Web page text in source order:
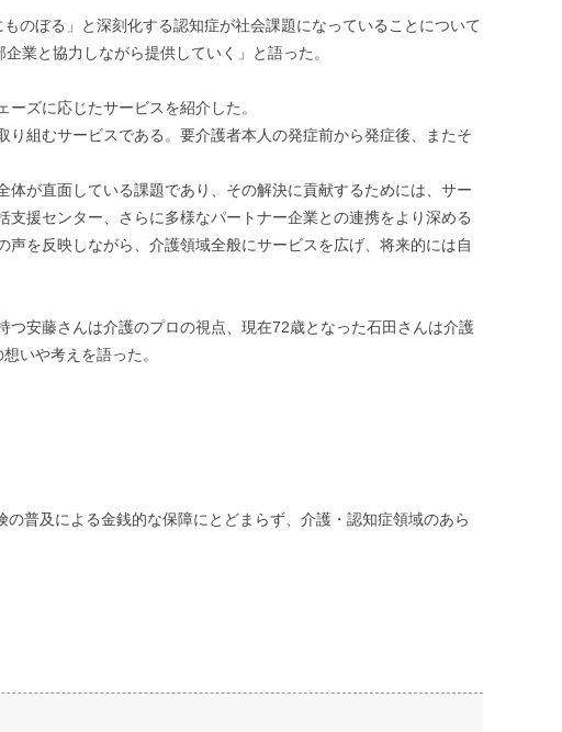
のぼる」と深刻化する認知症が社会課題になっていることについて
業と協力しながら提供していく」と語った。
ズに応じたサービスを紹介した。
組むサービスである。要介護者本人の発症前から発症後、またそ
が直面している課題であり、その解決に貢献するためには、サー
援センター、さらに多様なパートナー企業との連携をより深める
を反映しながら、介護領域全般にサービスを広げ、将来的には自
安藤さんは介護のプロの視点、現在72歳となった石田さんは介護
いや考えを語った。
普及による金銭的な保障にとどまらず、介護・認知症領域のあら